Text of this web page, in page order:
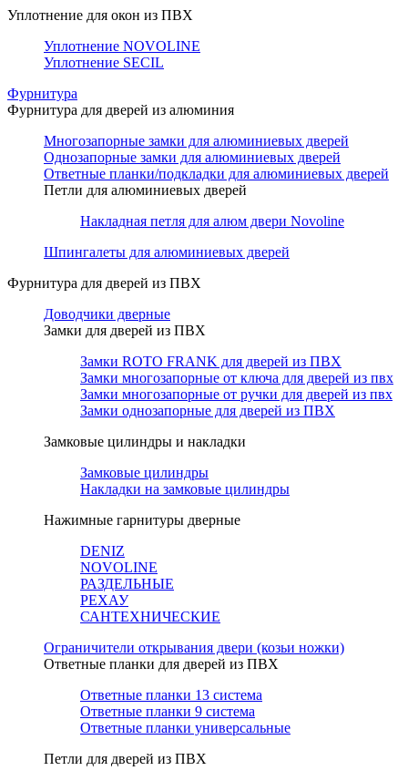
Уплотнение для окон из ПВХ
Уплотнение NOVOLINE
Уплотнение SECIL
Фурнитура
Фурнитура для дверей из алюминия
Многозапорные замки для алюминиевых дверей
Однозапорные замки для алюминиевых дверей
Ответные планки/подкладки для алюминиевых дверей
Петли для алюминиевых дверей
Накладная петля для алюм двери Novoline
Шпингалеты для алюминиевых дверей
Фурнитура для дверей из ПВХ
Доводчики дверные
Замки для дверей из ПВХ
Замки ROTO FRANK для дверей из ПВХ
Замки многозапорные от ключа для дверей из пвх
Замки многозапорные от ручки для дверей из пвх
Замки однозапорные для дверей из ПВХ
Замковые цилиндры и накладки
Замковые цилиндры
Накладки на замковые цилиндры
Нажимные гарнитуры дверные
DENIZ
NOVOLINE
РАЗДЕЛЬНЫЕ
РЕХАУ
САНТЕХНИЧЕСКИЕ
Ограничители открывания двери (козьи ножки)
Ответные планки для дверей из ПВХ
Ответные планки 13 система
Ответные планки 9 система
Ответные планки универсальные
Петли для дверей из ПВХ